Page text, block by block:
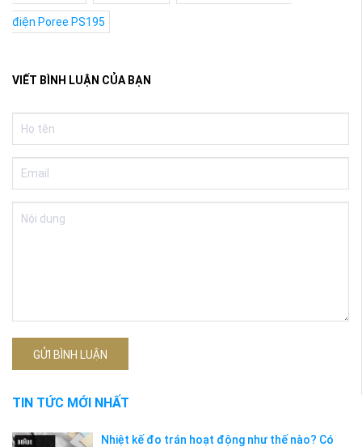
điện Poree PS195
VIẾT BÌNH LUẬN CỦA BẠN
GỬI BÌNH LUẬN
TIN TỨC MỚI NHẤT
Nhiệt kế đo trán hoạt động như thế nào? Có